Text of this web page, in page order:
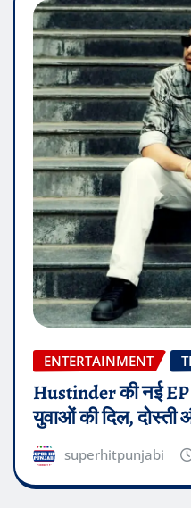
ENTERTAINMENT
Hustinder की नई
युवाओं की दिल, दोस्ती
superhitpunjabi